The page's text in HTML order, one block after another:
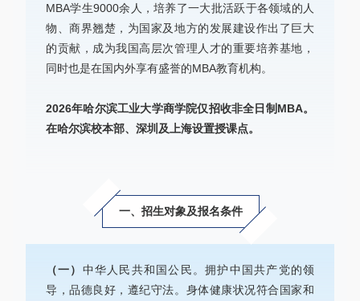
MBA学生9000余人，培养了一大批活跃于各领域的人
物、商界翘楚，为国家及地方的发展建设作出了巨大
的贡献，成为我国高层次管理人才的重要培养基地，
同时也是在国内外享有盛誉的MBA教育机构。
2026年哈尔滨工业大学商学院仅招收非全日制MBA。
在哈尔滨校本部、深圳及上海设置授课点。
一、招生对象及报名条件
（一） 中华人民共和国公民。拥护中国共产党的领
导，品德良好，遵纪守法。身体健康状况符合国家和